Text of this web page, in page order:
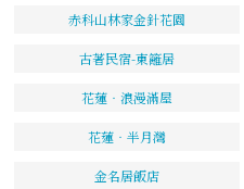
赤科山林家金針花園
古著民宿-東籬居
花蓮‧浪漫滿屋
花蓮‧半月灣
金名居飯店